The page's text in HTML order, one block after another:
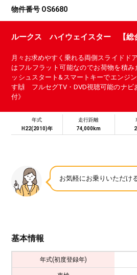
物件番号 OS6680
ルークス ハイウェイスター 【総
月々お求めやすく乗れる両側スライド
はフルフラット可能なのでお荷物を積
ッシュスタート&スマートキーでエンジ
す🙌 フルセグTV・DVD視聴可能のナ
付》
年式
H22(2010)年
走行距離
74,000km
お気軽にお乗りいただけ
基本情報
年式(初度登録年)